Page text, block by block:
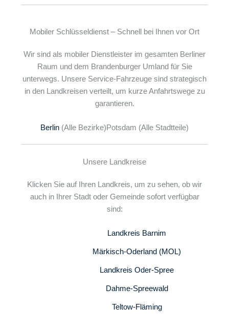
Mobiler Schlüsseldienst – Schnell bei Ihnen vor Ort
Wir sind als mobiler Dienstleister im gesamten Berliner
Raum und dem Brandenburger Umland für Sie
unterwegs. Unsere Service-Fahrzeuge sind strategisch
in den Landkreisen verteilt, um kurze Anfahrtswege zu
garantieren.
Berlin (Alle Bezirke)Potsdam (Alle Stadtteile)
Unsere Landkreise
Klicken Sie auf Ihren Landkreis, um zu sehen, ob wir
auch in Ihrer Stadt oder Gemeinde sofort verfügbar
sind:
Landkreis Barnim
Märkisch-Oderland (MOL)
Landkreis Oder-Spree
Dahme-Spreewald
Teltow-Fläming